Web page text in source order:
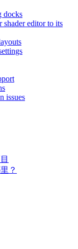
docks
shader editor to its
issues
？